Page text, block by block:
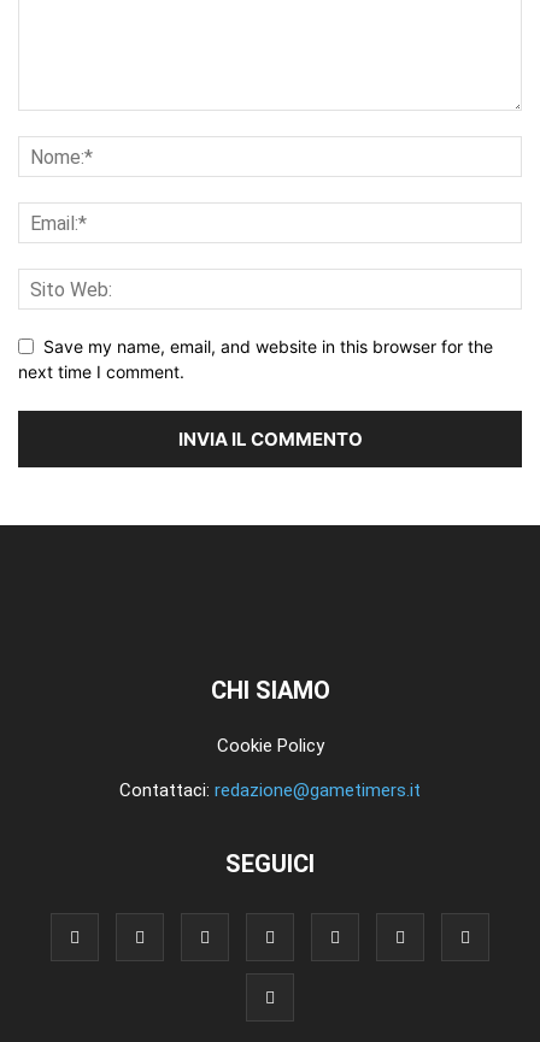
Save my name, email, and website in this browser for the
next time I comment.
CHI SIAMO
Cookie Policy
Contattaci: redazione@gametimers.it
SEGUICI